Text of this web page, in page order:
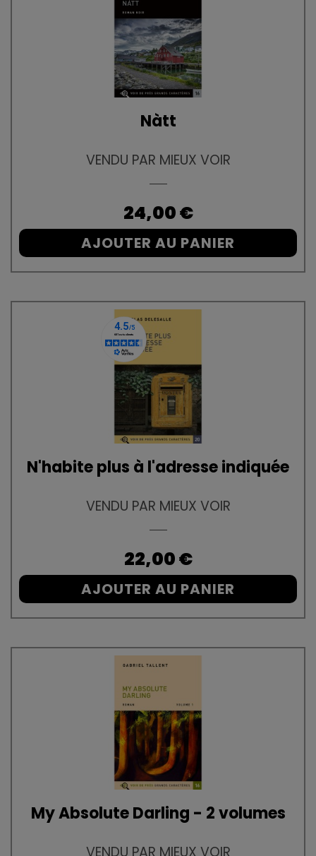
Nàtt
VENDU PAR MIEUX VOIR
Prix
24,00 €
AJOUTER AU PANIER
N'habite plus à l'adresse indiquée
VENDU PAR MIEUX VOIR
Prix
22,00 €
AJOUTER AU PANIER
My Absolute Darling - 2 volumes